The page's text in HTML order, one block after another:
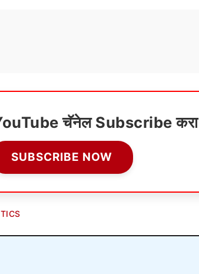
YouTube चॅनेल Subscribe करा
SUBSCRIBE NOW